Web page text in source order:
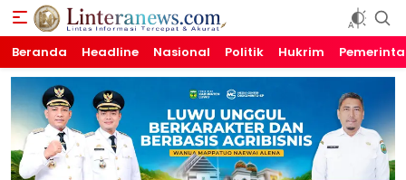
Linteranews.com
Lintas Informasi Tercepat dan Akurat
Beranda Headline Nasional Politik Hukrim